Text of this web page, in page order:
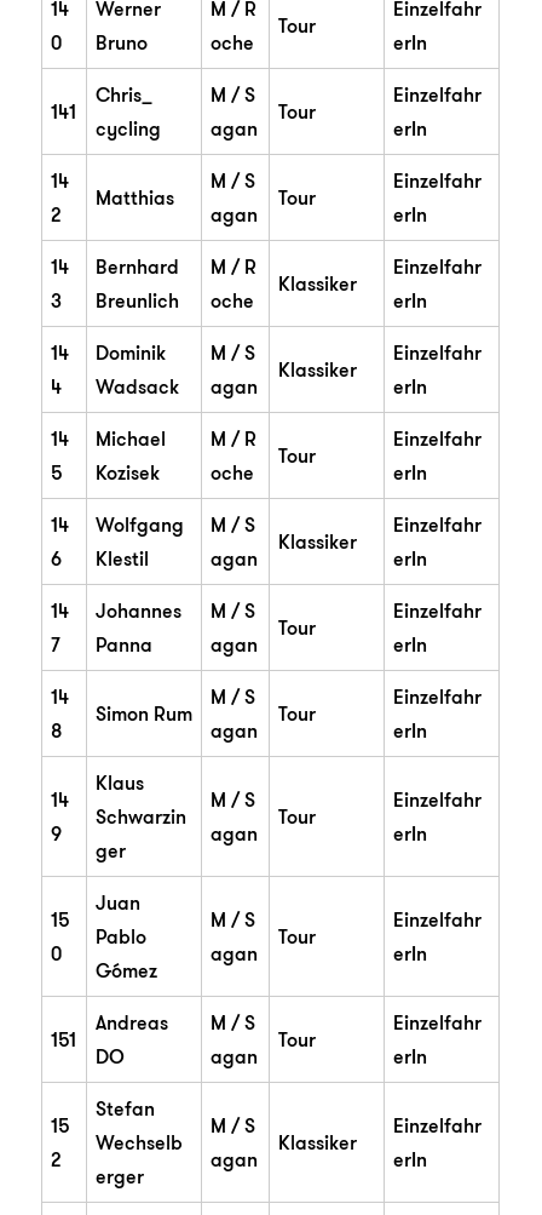
14
0
Werner
Bruno
M / R
oche
Tour
Einzelfahr
erIn
141
Chris_
cycling
M / S
agan
Tour
Einzelfahr
erIn
14
2
Matthias
M / S
agan
Tour
Einzelfahr
erIn
14
3
Bernhard
Breunlich
M / R
oche
Klassiker
Einzelfahr
erIn
14
4
Dominik
Wadsack
M / S
agan
Klassiker
Einzelfahr
erIn
14
5
Michael
Kozisek
M / R
oche
Tour
Einzelfahr
erIn
14
6
Wolfgang
Klestil
M / S
agan
Klassiker
Einzelfahr
erIn
14
7
Johannes
Panna
M / S
agan
Tour
Einzelfahr
erIn
14
8
Simon Rum
M / S
agan
Tour
Einzelfahr
erIn
14
9
Klaus
Schwarzin
ger
M / S
agan
Tour
Einzelfahr
erIn
15
0
Juan
Pablo
Gómez
M / S
agan
Tour
Einzelfahr
erIn
151
Andreas
DO
M / S
agan
Tour
Einzelfahr
erIn
15
2
Stefan
Wechselb
erger
M / S
agan
Klassiker
Einzelfahr
erIn